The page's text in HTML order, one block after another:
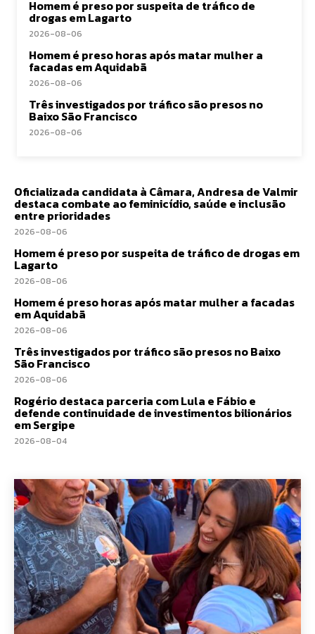
Homem é preso por suspeita de tráfico de
drogas em Lagarto
2026-08-06
Homem é preso horas após matar mulher a
facadas em Aquidabã
2026-08-06
Três investigados por tráfico são presos no
Baixo São Francisco
2026-08-06
Oficializada candidata à Câmara, Andresa de Valmir
destaca combate ao feminicídio, saúde e inclusão
entre prioridades
2026-08-06
Homem é preso por suspeita de tráfico de drogas em
Lagarto
2026-08-06
Homem é preso horas após matar mulher a facadas
em Aquidabã
2026-08-06
Três investigados por tráfico são presos no Baixo
São Francisco
2026-08-06
Rogério destaca parceria com Lula e Fábio e
defende continuidade de investimentos bilionários
em Sergipe
2026-08-04